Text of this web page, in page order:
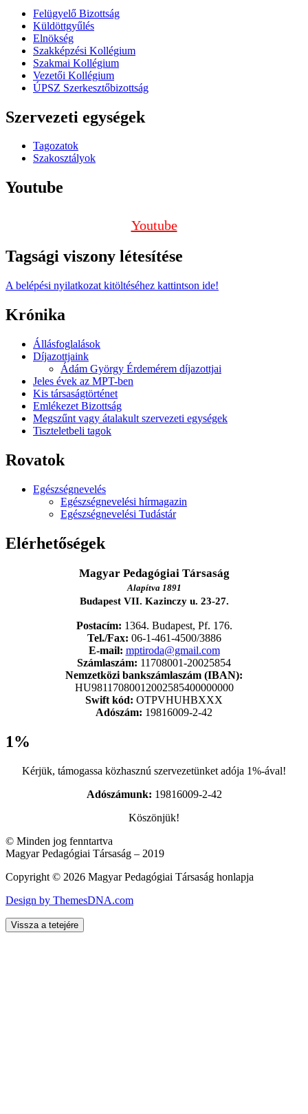
Felügyelő Bizottság
Küldöttgyűlés
Elnökség
Szakképzési Kollégium
Szakmai Kollégium
Vezetői Kollégium
ÚPSZ Szerkesztőbizottság
Szervezeti egységek
Tagozatok
Szakosztályok
Youtube
Youtube
Tagsági viszony létesítése
A belépési nyilatkozat kitöltéséhez kattintson ide!
Krónika
Állásfoglalások
Díjazottjaink
Ádám György Érdemérem díjazottjai
Jeles évek az MPT-ben
Kis társaságtörténet
Emlékezet Bizottság
Megszűnt vagy átalakult szervezeti egységek
Tiszteletbeli tagok
Rovatok
Egészségnevelés
Egészségnevelési hírmagazin
Egészségnevelési Tudástár
Elérhetőségek
Magyar Pedagógiai Társaság
Alapítva 1891
Budapest VII. Kazinczy u. 23-27.
Postacím: 1364. Budapest, Pf. 176.
Tel./Fax: 06-1-461-4500/3886
E-mail: mptiroda@gmail.com
Számlaszám: 11708001-20025854
Nemzetközi bankszámlaszám (IBAN):
HU98117080012002585400000000
Swift kód: OTPVHUHBXXX
Adószám: 19816009-2-42
1%
Kérjük, támogassa közhasznú szervezetünket adója 1%-ával!
Adószámunk: 19816009-2-42
Köszönjük!
© Minden jog fenntartva
Magyar Pedagógiai Társaság – 2019
Copyright © 2026 Magyar Pedagógiai Társaság honlapja
Design by ThemesDNA.com
Vissza a tetejére